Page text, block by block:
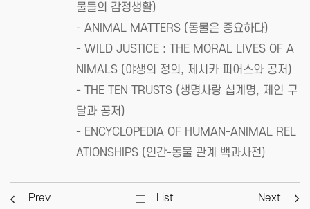
물들의 감정생활)
- ANIMAL MATTERS (동물은 중요하다)
- WILD JUSTICE : THE MORAL LIVES OF A
NIMALS (야생의 정의, 제시카 피어스와 공저)
- THE TEN TRUSTS (생명사랑 십계명, 제인 구
달과 공저)
- ENCYCLOPEDIA OF HUMAN-ANIMAL REL
ATIONSHIPS (인간-동물 관계 백과사전)
Prev List Next